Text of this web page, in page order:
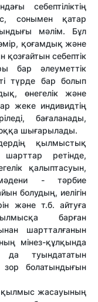
себептіліктің
сонымен қатар
мәлім. Бұл
қоғамдық және
себептік
бар әлеуметтік
түрде бар болып
өнегелік және
жеке индивидтің
бағаланады,
шығарылады.
қылмыстық
ретінде,
қалыптасуын,
- тәрбие
болудың, иелігін
және т.б. айтуға
барған
шартталғанын
мінез-құлқында
да туындататын
болатындығын
қылмыс жасауының